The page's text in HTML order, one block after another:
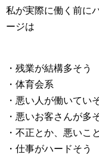
私が実際に働く前に
ージは
・残業が結構多そう
・体育会系
・悪い人が働いてい
・悪いお客さんが多
・不正とか、悪いこ
・仕事がハードそう